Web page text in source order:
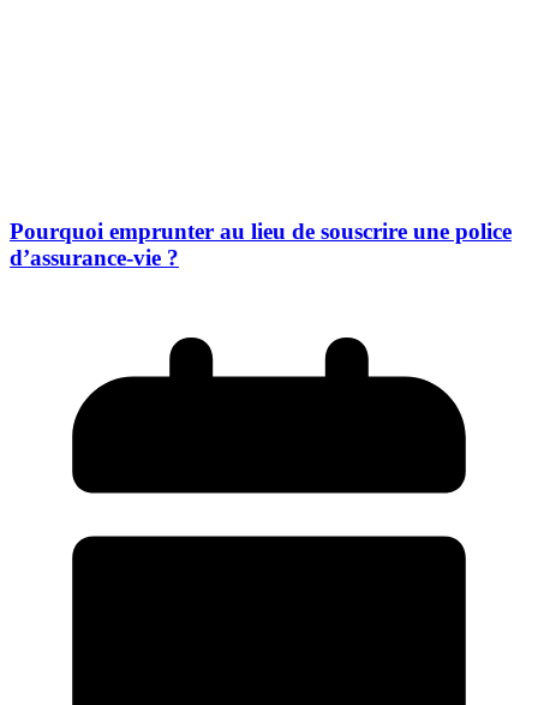
Pourquoi emprunter au lieu de souscrire une police
d’assurance-vie ?